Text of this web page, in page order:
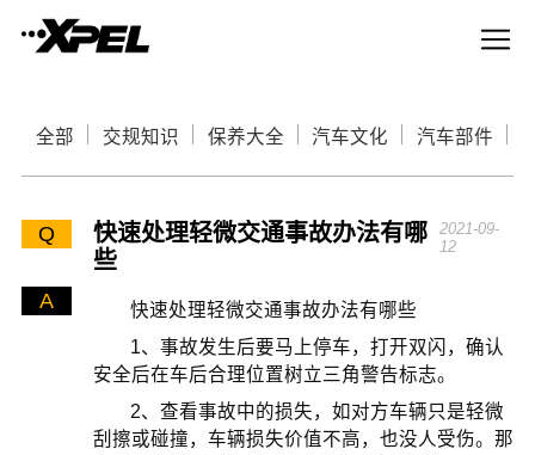
全部 交规知识 保养大全 汽车文化 汽车部件
Q
快速处理轻微交通事故办法有哪
些
2021-09-
12
A
快速处理轻微交通事故办法有哪些
1、事故发生后要马上停车，打开双闪，确认
安全后在车后合理位置树立三角警告标志。
2、查看事故中的损失，如对方车辆只是轻微
刮擦或碰撞，车辆损失价值不高，也没人受伤。那